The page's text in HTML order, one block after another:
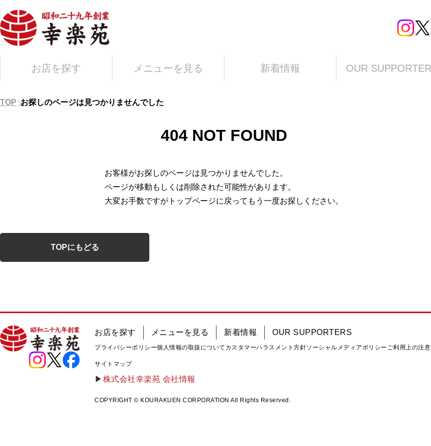
お店を探す メニューを見る 新着情報 OUR
TOP お探しのページは見つかりませんでした
404 NOT FOUND
お客様がお探しのページは見つかりませんでした。
ページが移動もしくは削除された可能性があります。
大変お手数ですがトップページに戻ってもう一度お探しください。
TOPにもどる
お店を探す メニューを見る 新着情報 OUR SUPPORTERS
プライバシーポリシー個人情報の取扱について カスタマーハラスメント方針ソーシャルメディアポリシー ご利用上の注意
サイトマップ
株式会社幸楽苑 会社情報
COPYRIGHT © KOURAKUEN CORPORATION All Rights Reserved.